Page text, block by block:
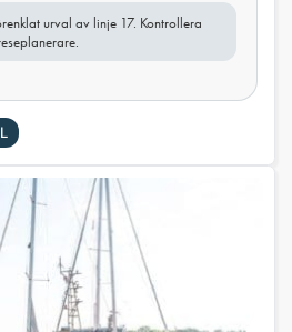
urval av linje 17. Kontrollera